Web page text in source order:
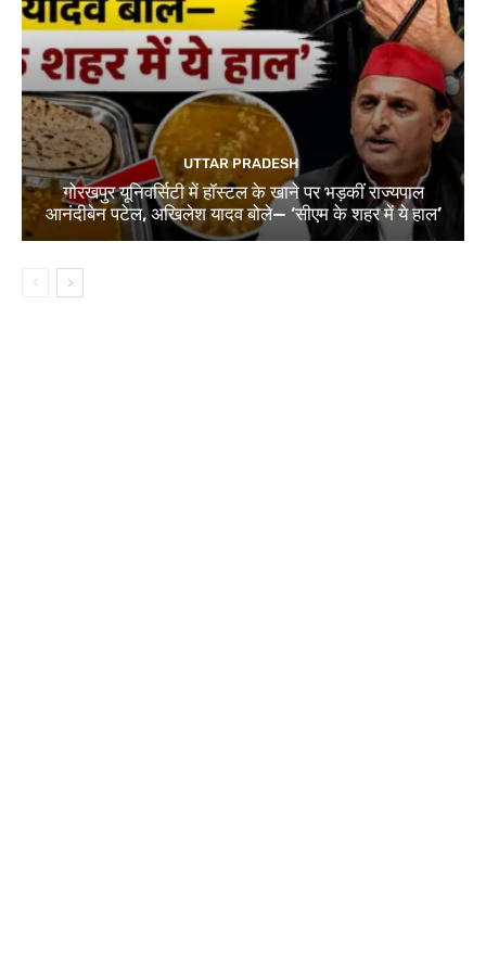
UTTAR PRADESH
गोरखपुर यूनिवर्सिटी में हॉस्टल के खाने पर भड़कीं राज्यपाल
आनंदीबेन पटेल, अखिलेश यादव बोले— ‘सीएम के शहर में ये हाल’